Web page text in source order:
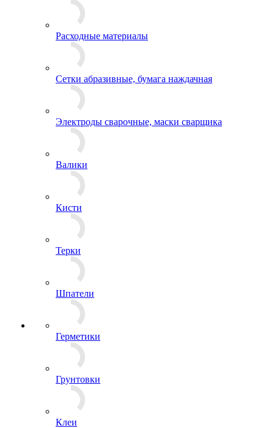
Расходные материалы
Сетки абразивные, бумага наждачная
Электроды сварочные, маски сварщика
Валики
Кисти
Терки
Шпатели
Герметики
Грунтовки
Клеи